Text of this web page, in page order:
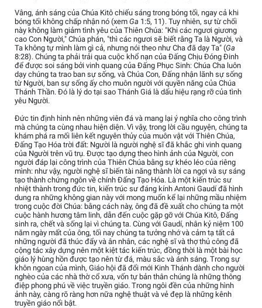
Vâng, ánh sáng của Chúa Kitô chiếu sáng trong bóng tối, ngay cả khi
bóng tối không chấp nhận nó (xem Ga 1:5, 11). Tuy nhiên, sự từ chối
này không làm giảm tình yêu của Thiên Chúa: "Khi các ngươi giương
cao Con Người," Chúa phán, "thì các ngươi sẽ biết rằng Ta là Người, và
Ta không tự mình làm gì cả, nhưng nói theo như Cha đã dạy Ta" (Ga
8:28). Chúng ta phải trải qua cuộc khổ nạn của Đấng Chịu Đóng Đinh
để được soi sáng bởi vinh quang của Đấng Phục Sinh: Chúa Cha luôn
dạy chúng ta trao ban sự sống, và Chúa Con, Đấng nhận lãnh sự sống
từ Người, ban sự sống ấy cho muôn người với quyền năng của Chúa
Thánh Thần. Đó là lý do tại sao Thánh Giá là dấu hiệu rạng rỡ của tình
yêu Người.
Đức tin định hình nên những viên đá và mang lại ý nghĩa cho công trình
mà chúng ta cùng nhau hiện diện. Vì vậy, trong lời cầu nguyện, chúng ta
khám phá ra mối liên kết nguyên thủy của muôn vật với Thiên Chúa,
Đấng Tạo Hóa trời đất: Người là người nghệ sĩ đã khắc ghi vinh quang
của Người trên vũ trụ. Được tạo dựng theo hình ảnh của Người, con
người đáp lại công trình của Thiên Chúa bằng sự khéo léo của riêng
mình: như vậy, người nghệ sĩ biến tài năng thành lời ca ngợi và sự sáng
tạo thành chứng ngôn về chính Đấng Tạo Hóa. Là một kiến trúc sư
nhiệt thành trong đức tin, kiến trúc sư đáng kính Antoni Gaudí đã hình
dung ra những không gian này với mong muốn kể lại những mầu nhiệm
trong cuộc đời Chúa: bằng cách này, ông đã đề xuất cho chúng ta một
cuộc hành hương tâm linh, dẫn đến cuộc gặp gỡ với Chúa Kitô, Đấng
sinh ra, chết và sống lại vì chúng ta. Cùng với Gaudí, nhân kỷ niệm 100
năm ngày mất của ông, tối nay chúng ta tưởng nhớ và cảm tạ tất cả
những người đã thúc đẩy và ân nhân, các nghệ sĩ và thợ thủ công đã
cộng tác xây dựng nên một kiệt tác kiến trúc, đồng thời là một bài học
giáo lý hùng hồn được tạo nên từ đá, màu sắc và ánh sáng. Trong sự
khôn ngoan của mình, Giáo hội đã đổi mới Kinh Thánh dành cho người
nghèo của các nhà thờ cổ xưa, vốn tự bản thân chúng là những thông
điệp phong phú về việc truyền giáo. Trong ngôi đền của những hình
ảnh này, càng rõ ràng hơn nữa nghệ thuật và vẻ đẹp là những kênh
truyền giáo nổi bật.